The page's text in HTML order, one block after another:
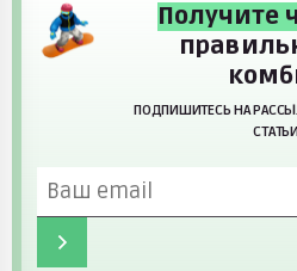
Получите
ПОДПИШИТЕСЬ НА